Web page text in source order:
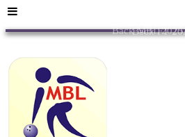
Back MBL
Back FT